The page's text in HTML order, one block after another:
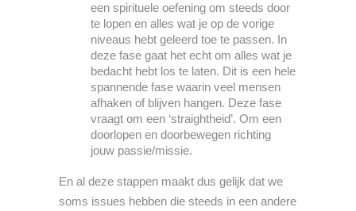
een spirituele oefening om steeds door
te lopen en alles wat je op de vorige
niveaus hebt geleerd toe te passen. In
deze fase gaat het echt om alles wat je
bedacht hebt los te laten. Dit is een hele
spannende fase waarin veel mensen
afhaken of blijven hangen. Deze fase
vraagt om een ‘straightheid’. Om een
doorlopen en doorbewegen richting
jouw passie/missie.
En al deze stappen maakt dus gelijk dat we
soms issues hebben die steeds in een andere